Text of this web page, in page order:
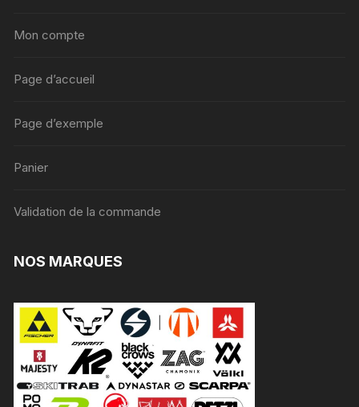
Mon compte
Page d’accueil
Page d’exemple
Panier
Validation de la commande
NOS MARQUES